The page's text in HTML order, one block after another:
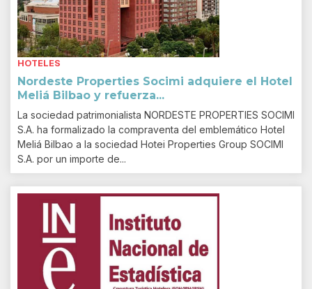
HOTELES
Nordeste Properties Socimi adquiere el Hotel
Meliá Bilbao y refuerza...
La sociedad patrimonialista NORDESTE PROPERTIES SOCIMI
S.A. ha formalizado la compraventa del emblemático Hotel
Meliá Bilbao a la sociedad Hotei Properties Group SOCIMI
S.A. por un importe de...